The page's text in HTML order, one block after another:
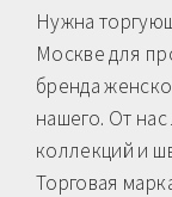
Нужна
Москве для
бренда
нашего. От
коллекций и
Торговая